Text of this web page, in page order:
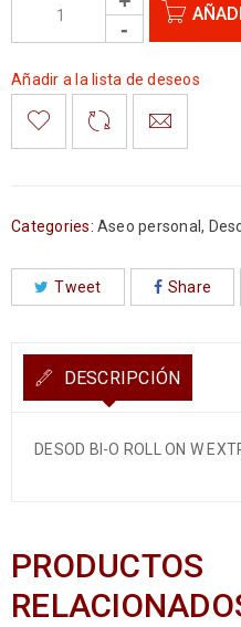
Añadir a la lista de deseos
Categories: Aseo personal,
Tweet Share
DESCRIPCIÓN
DESOD BI-O ROLL ON W
PRODUCTOS